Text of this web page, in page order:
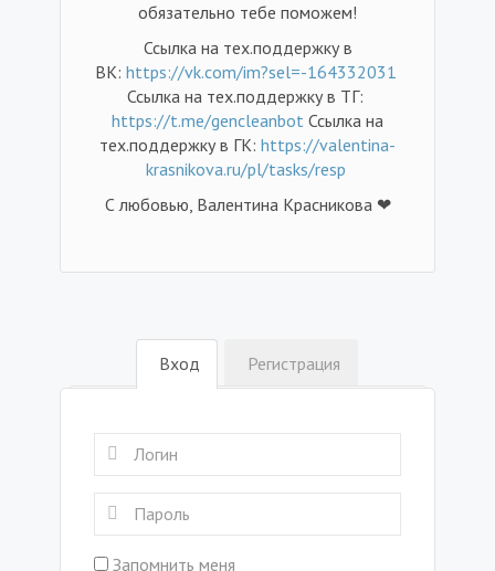
обязательно тебе поможем!
Ссылка на тех.поддержку в
ВК: https://vk.com/im?sel=-164332031
Ссылка на тех.поддержку в ТГ:
https://t.me/gencleanbot Ссылка на
тех.поддержку в ГК: https://valentina-
krasnikova.ru/pl/tasks/resp
С любовью, Валентина Красникова ❤
Вход Регистрация
Запомнить меня